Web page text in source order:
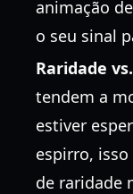
animação
o seu sinal
Raridade
tendem a
estiver
espirro,
de raridade